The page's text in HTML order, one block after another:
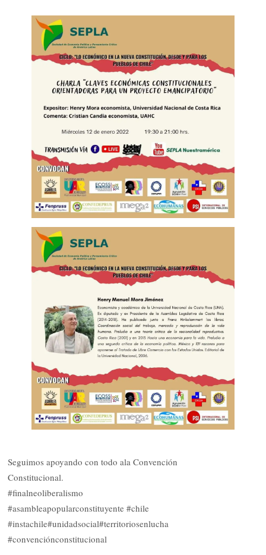
Seguimos apoyando con todo ala Convención
Constitucional.
#finalneoliberalismo
#asambleapopularconstituyente #chile
#instachile#unidadsocial#territoriosenlucha
#convenciónconstitucional